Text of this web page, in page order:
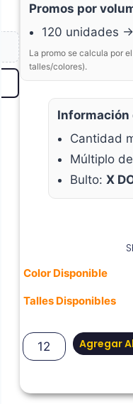
Color Disponible
Talles Disponibles
Agregar
Promos por
120 unidades
La promo se calcula por
talles/colores).
Información
Cantidad
Múltiplo
Bulto: X